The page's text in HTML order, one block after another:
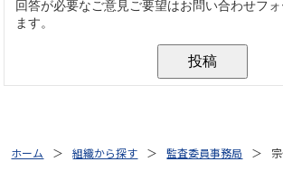
ホーム 組織から探す 監査委員事務局